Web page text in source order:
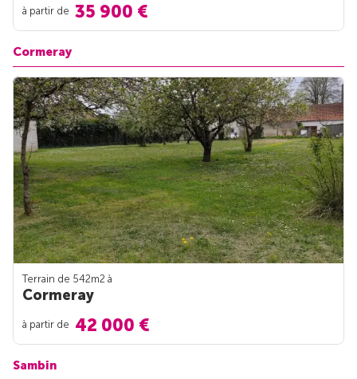
à partir de 35 900 €
Cormeray
Terrain de 542m2 à
Cormeray
à partir de 42 000 €
Sambin